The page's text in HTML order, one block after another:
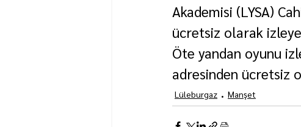
Akademisi (LYSA)
ücretsiz olarak
Öte yandan oyunu
adresinden ücretsiz
Lüleburgaz Manşet